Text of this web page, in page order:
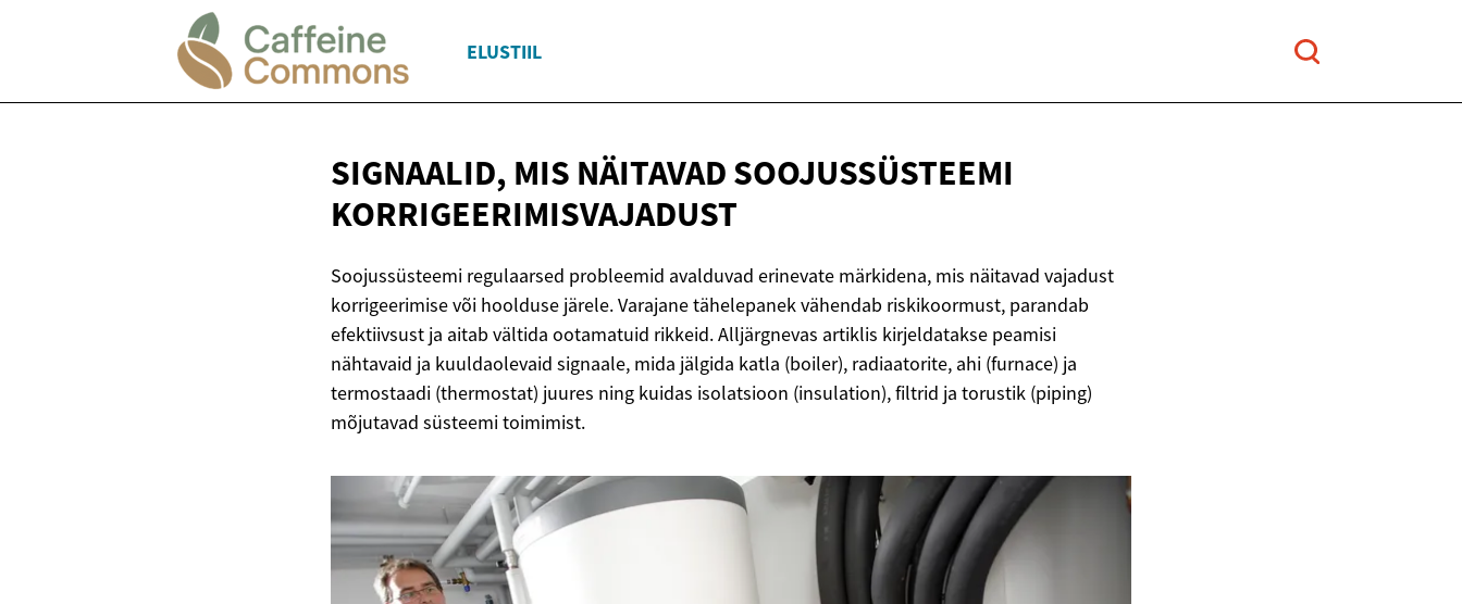
ELUSTIIL
SIGNAALID, MIS NÄITAVAD SOOJUSSÜSTEEMI
KORRIGEERIMISVAJADUST
Soojussüsteemi regulaarsed probleemid avalduvad erinevate märkidena, mis näitavad vajadust
korrigeerimise või hoolduse järele. Varajane tähelepanek vähendab riskikoormust, parandab
efektiivsust ja aitab vältida ootamatuid rikkeid. Alljärgnevas artiklis kirjeldatakse peamisi
nähtavaid ja kuuldaolevaid signaale, mida jälgida katla (boiler), radiaatorite, ahi (furnace) ja
termostaadi (thermostat) juures ning kuidas isolatsioon (insulation), filtrid ja torustik (piping)
mõjutavad süsteemi toimimist.